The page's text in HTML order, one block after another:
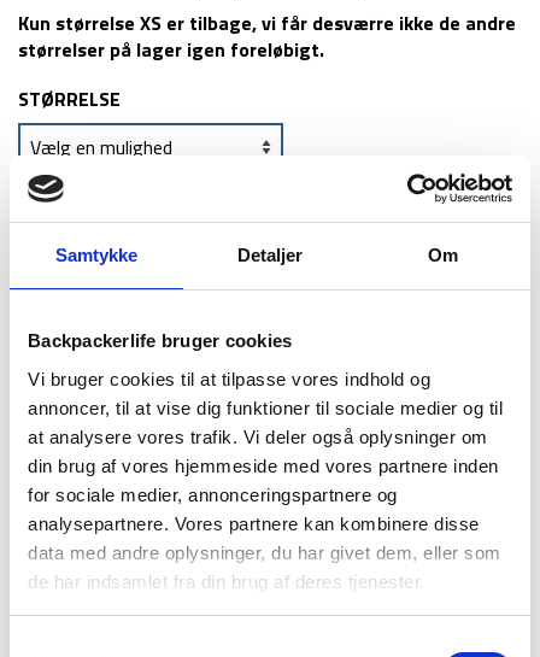
Samtykke Detaljer Om
Backpackerlife bruger cookies
Vi bruger cookies til at tilpasse vores indhold og
annoncer, til at vise dig funktioner til sociale medier og til
at analysere vores trafik. Vi deler også oplysninger om
din brug af vores hjemmeside med vores partnere inden
for sociale medier, annonceringspartnere og
analysepartnere. Vores partnere kan kombinere disse
data med andre oplysninger, du har givet dem, eller som
de har indsamlet fra din brug af deres tjenester.
Kun størrelse XS er tilbage, vi får desværre ikke de andre
størrelser på lager igen foreløbigt.
STØRRELSE
TILFØJ TIL KURV
levering
499 kr
BESKRIVELSE
YDERLIGERE INFORMATION
BRAND
FAQ